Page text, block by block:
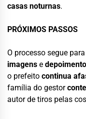
casas noturnas.
PRÓXIMOS PASSOS
O processo segue para
imagens e
o prefeito continua
família do gestor
autor de tiros pelas